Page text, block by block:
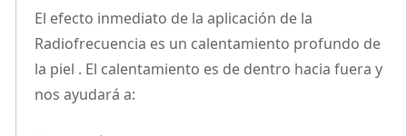
El efecto inmediato de la aplicación de la
Radiofrecuencia es un calentamiento profundo de
la piel . El calentamiento es de dentro hacia fuera y
nos ayudará a: